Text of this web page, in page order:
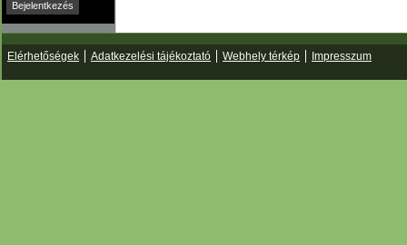
Elérhetőségek Adatkezelési tájékoztató Webhely térkép Impresszum